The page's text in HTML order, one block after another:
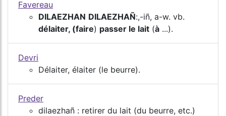
Favereau
DILAEZHAN DILAEZHAÑ:,-iñ, a-w. vb.
délaiter, (faire) passer le lait (à ...).
Devri
Délaiter, élaiter (le beurre).
Preder
dilaezhañ : retirer du lait (du beurre, etc.)